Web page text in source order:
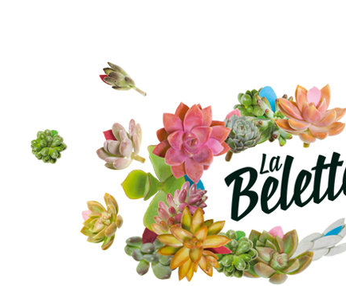
pour adultes et enfants. Et puis des bricolages et confections "fait main" qui attendent